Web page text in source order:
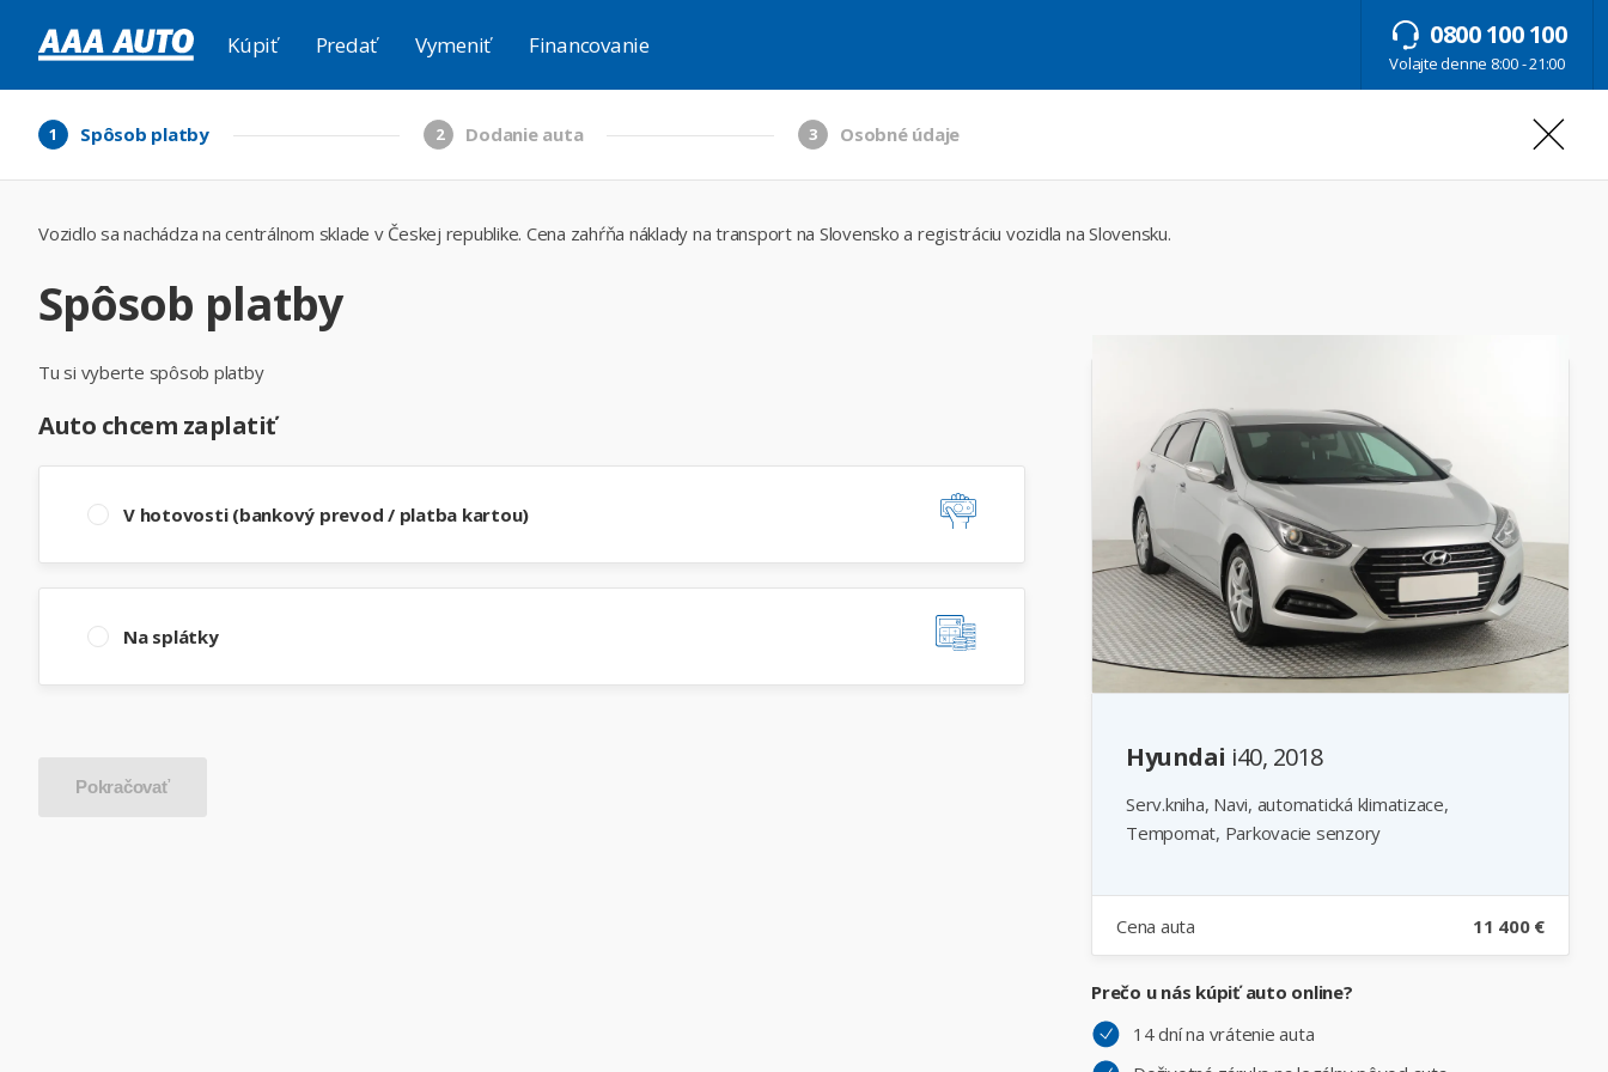
Kúpiť Predať Vymeniť Financovanie 0800 100 100
Volajte denne 8:00 - 21:00
1 Spôsob platby 2 Dodanie auta 3 Osobné údaje
Vozidlo sa nachádza na centrálnom sklade v Českej republike. Cena zahŕňa náklady na transport na Slovensko a registráciu vozidla na Slovensku.
Spôsob platby
Tu si vyberte spôsob platby
Auto chcem zaplatiť
V hotovosti (bankový prevod / platba kartou)
Na splátky
Pokračovať
Hyundai i40, 2018
Serv.kniha, Navi, automatická klimatizace,
Tempomat, Parkovacie senzory
Cena auta 11 400 €
Prečo u nás kúpiť auto online?
14 dní na vrátenie auta